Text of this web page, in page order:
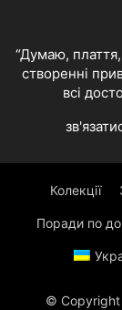
“Думаю,
створенні
всі
Колекції
Поради по
©